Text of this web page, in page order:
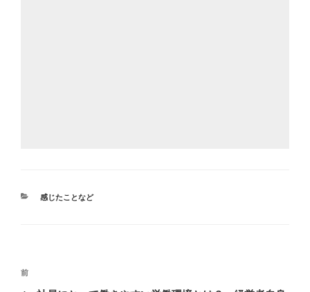
カ
感じたことなど
投
前
前